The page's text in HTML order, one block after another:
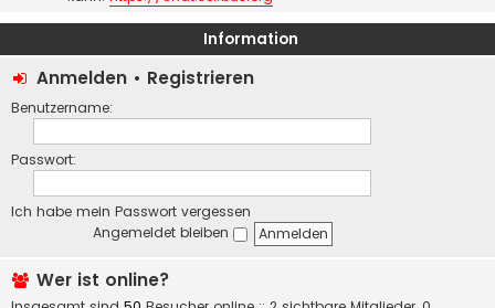
Information
Anmelden • Registrieren
Benutzername:
Passwort:
Ich habe mein Passwort vergessen
Angemeldet bleiben
Wer ist online?